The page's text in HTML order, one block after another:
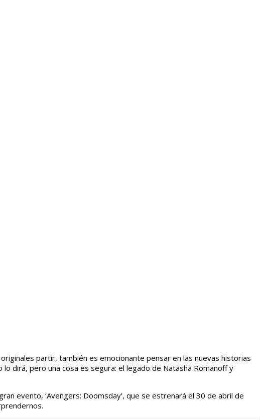
partir, también es emocionante pensar en las nuevas historias
dirá, pero una cosa es segura: el legado de Natasha Romanoff y
evento, ‘Avengers: Doomsday’, que se estrenará el 30 de abril de